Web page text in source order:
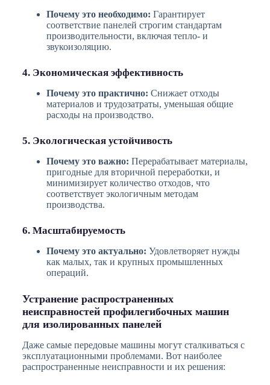
Почему это необходимо: Гарантирует
соответствие панелей строгим стандартам
производительности, включая тепло- и
звукоизоляцию.
4. Экономическая эффективность
Почему это практично: Снижает отходы
материалов и трудозатраты, уменьшая общие
расходы на производство.
5. Экологическая устойчивость
Почему это важно: Перерабатывает материалы,
пригодные для вторичной переработки, и
минимизирует количество отходов, что
соответствует экологичным методам
производства.
6. Масштабируемость
Почему это актуально: Удовлетворяет нужды
как малых, так и крупных промышленных
операций.
Устранение распространенных
неисправностей профилегибочных машин
для изолированных панелей
Даже самые передовые машины могут сталкиваться с
эксплуатационными проблемами. Вот наиболее
распространенные неисправности и их решения: